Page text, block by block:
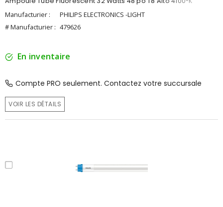
Manufacturier :
PHILIPS ELECTRONICS -LIGHT
# Manufacturier : 479626
En inventaire
Compte PRO seulement. Contactez votre succursale
VOIR LES DÉTAILS